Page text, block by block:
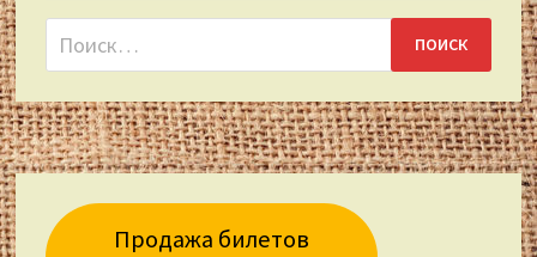
Найти:
Продажа билетов